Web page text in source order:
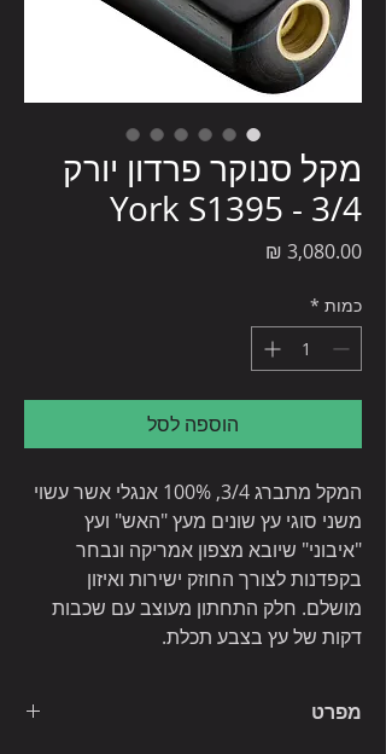
מקל סנוקר פרדון יורק
3/4 - York S1395
כמות *
הוספה לסל
המקל מתברג 3/4, 100% אנגלי אשר עשוי
משני סוגי עץ שונים מעץ "האש" ועץ
"איבוני" שיובא מצפון אמריקה ונבחר
בקפדנות לצורך החוזק ישירות ואיזון
מושלם. חלק התחתון מעוצב עם שכבות
דקות של עץ בצבע תכלת.
מפרט